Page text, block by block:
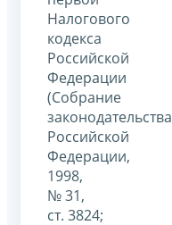
Налогового
кодекса
Российской
Федерации
(Собрание
законодательства
Российской
Федерации,
1998,
№ 31,
ст. 3824;